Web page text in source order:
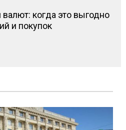
когда это выгодно
и покупок